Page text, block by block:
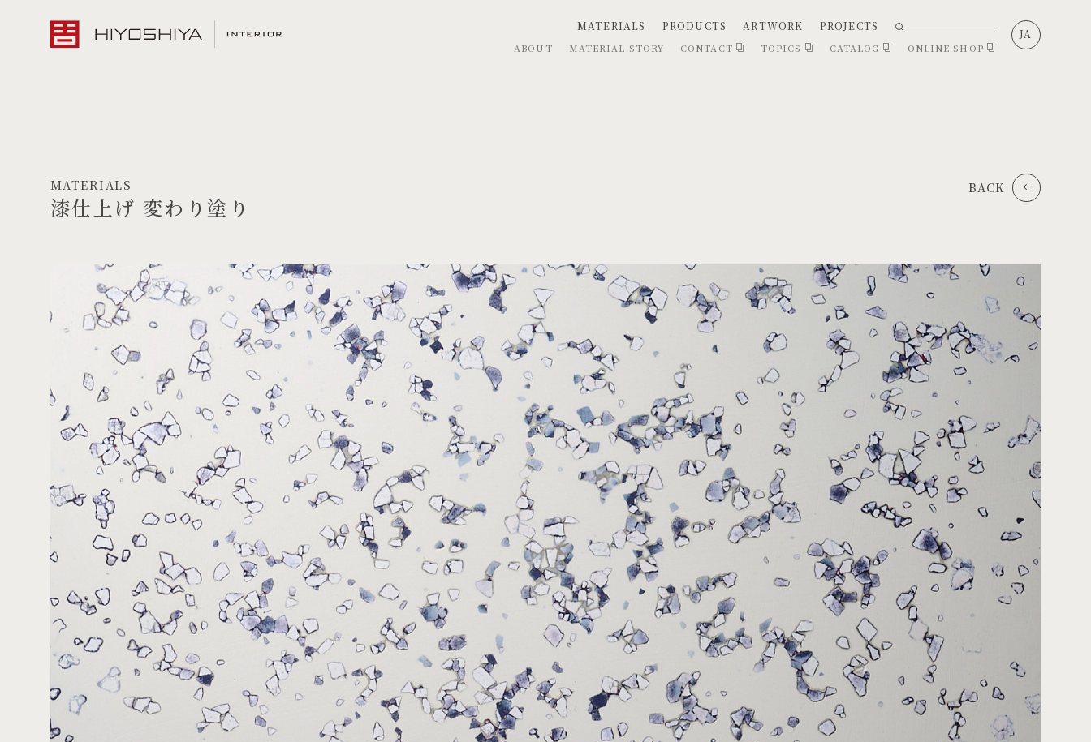
MATERIALS PRODUCTS ARTWORK PROJECTS
ABOUT MATERIAL STORY CONTACT TOPICS CATALOG ONLINE SHOP
JA
MATERIALS
漆仕上げ 変わり塗り
BACK